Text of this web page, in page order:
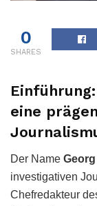
0
SHARES
eine
Der Name
investigativen
Chefredakteur